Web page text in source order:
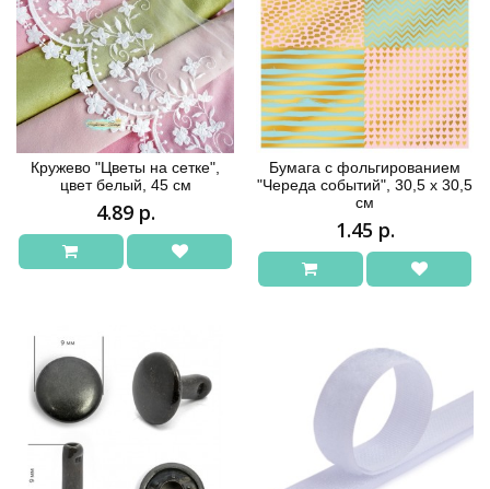
Кружево "Цветы на сетке",
цвет белый, 45 см
4.89 р.
Бумага с фольгированием
"Череда событий", 30,5 х 30,5
см
1.45 р.